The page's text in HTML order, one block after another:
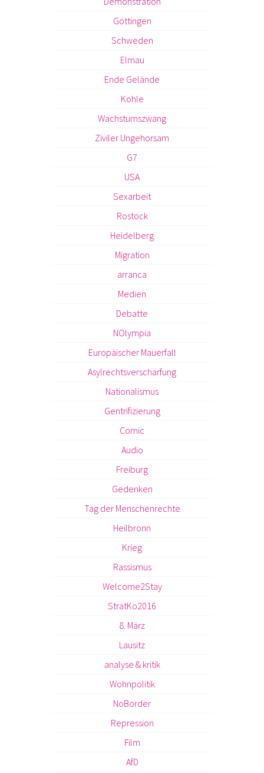
Göttingen
Schweden
Elmau
Ende Gelände
Kohle
Wachstumszwang
Ziviler Ungehorsam
G7
USA
Sexarbeit
Rostock
Heidelberg
Migration
arranca
Medien
Debatte
NOlympia
Europäischer Mauerfall
Asylrechtsverschärfung
Nationalismus
Gentrifizierung
Comic
Audio
Freiburg
Gedenken
Tag der Menschenrechte
Heilbronn
Krieg
Rassismus
Welcome2Stay
StratKo2016
8. März
Lausitz
analyse & kritik
Wohnpolitik
NoBorder
Repression
Film
AfD